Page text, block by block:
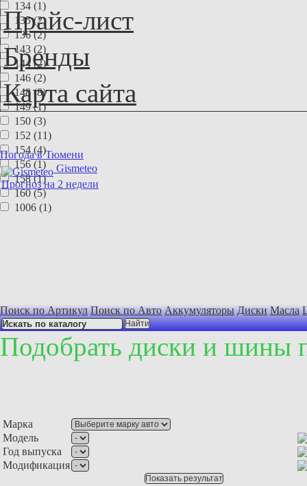
134 (1)
135 (2)
136 (2)
143 (2)
144 (2)
146 (2)
148 (8)
149 (1)
150 (3)
152 (11)
154 (4)
156 (1)
158 (1)
160 (5)
1006 (1)
Прайс-лист
Бренды
Карта сайта
Погода в Тюмени
Gismeteo
Прогноз на 2 недели
Поиск по Артикул Поиск по Авто Аккумуляторы Диски Масла
Подобрать диски и шины
Марка
Модель
Год выпуска
Модификация